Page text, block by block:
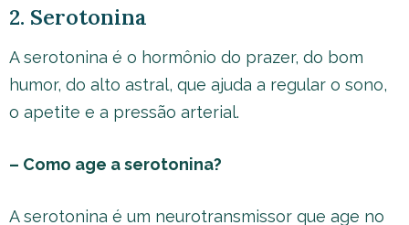
2. Serotonina
A serotonina é o hormônio do prazer, do bom
humor, do alto astral, que ajuda a regular o sono,
o apetite e a pressão arterial.
– Como age a serotonina?
A serotonina é um neurotransmissor que age no